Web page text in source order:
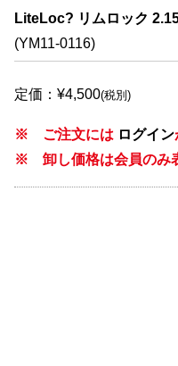
LiteLoc? リムロック
(YM11-0116)
定価：¥4,500(税別)
※ ご注文には ログイン
※ 卸し価格は会員のみ